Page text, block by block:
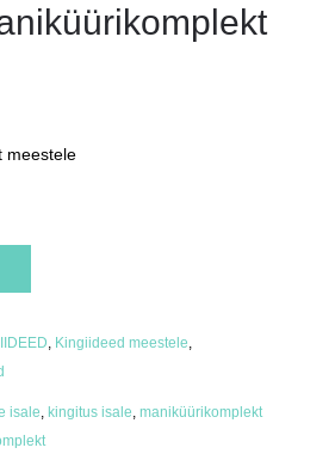
meestele
Kingiideed meestele
isale ,kingitus isale ,maniküürikomplekt